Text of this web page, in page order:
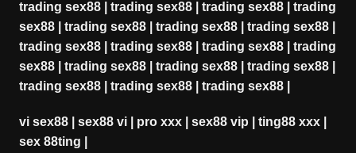
trading sex88| trading sex88| trading sex88| trading
sex88| trading sex88| trading sex88| trading sex88|
trading sex88| trading sex88| trading sex88| trading
sex88| trading sex88| trading sex88| trading sex88|
trading sex88| trading sex88| trading sex88|
vi sex88| sex88 vi| pro xxx| sex88 vip ting88 xxx|
sex 88ting